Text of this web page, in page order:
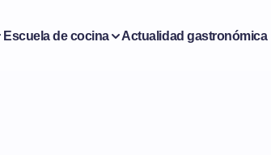
Escuela de cocina Actualidad gastronómica